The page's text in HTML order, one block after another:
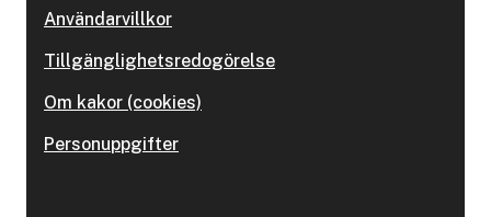
Användarvillkor
Tillgänglighetsredogörelse
Om kakor (cookies)
Personuppgifter